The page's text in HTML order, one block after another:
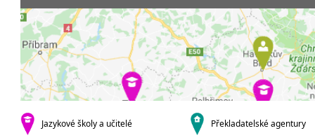
Praha 6
Praha 7
Praha 8
Praha 10
krajská města
Ostrava
Jazykové školy a učitelé Překladatelské agentury